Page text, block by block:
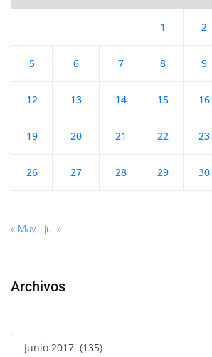
1 2
5 6 7 8 9
12 13 14 15 16
19 20 21 22 23
26 27 28 29 30
« May Jul »
Archivos
Junio 2017 (135)